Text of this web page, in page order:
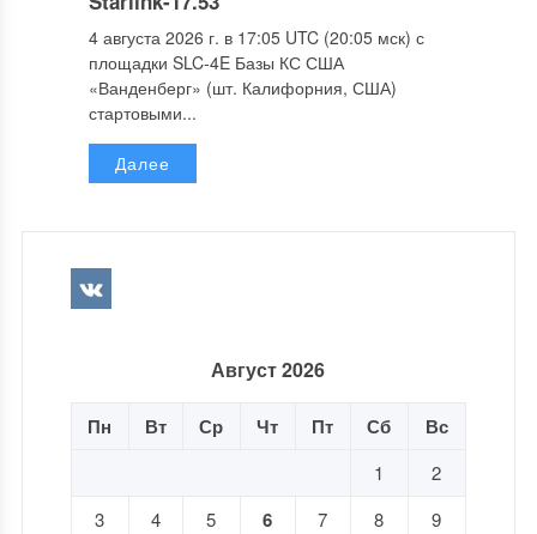
4 августа 2026 г. в 17:05 UTC (20:05 мск) с
площадки SLC-4E Базы КС США
«Ванденберг» (шт. Калифорния, США)
стартовыми...
Далее
Август 2026
Пн Вт Ср Чт Пт Сб Вс
1
2
3
4 5 6 7 8
9